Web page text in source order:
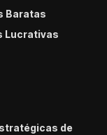
Baratas
Lucrativas
de